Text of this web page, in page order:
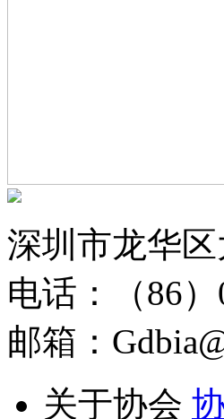
深圳市龙华
电话：（86）
邮箱：
关于协会